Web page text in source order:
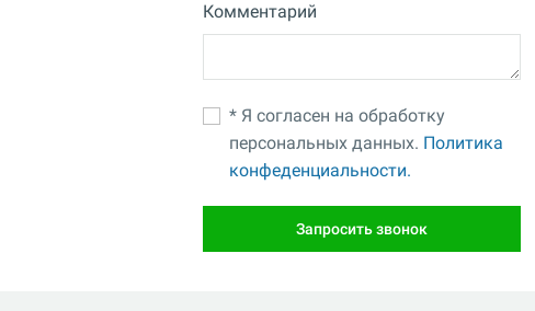
Комментарий
* Я согласен на обработку
персональных данных. Политика
конфеденциальности.
Запросить звонок